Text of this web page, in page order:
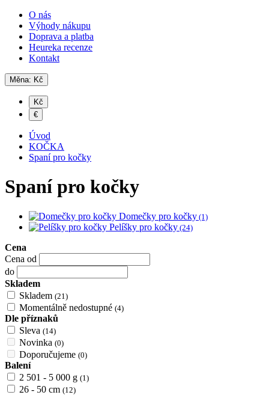
O nás
Výhody nákupu
Doprava a platba
Heureka recenze
Kontakt
Měna: Kč
Kč
€
Úvod
KOČKA
Spaní pro kočky
Spaní pro kočky
Domečky pro kočky (1)
Pelíšky pro kočky (24)
Cena
Cena od
do
Skladem
Skladem (21)
Momentálně nedostupné (4)
Dle příznaků
Sleva (14)
Novinka (0)
Doporučujeme (0)
Balení
2 501 - 5 000 g (1)
26 - 50 cm (12)